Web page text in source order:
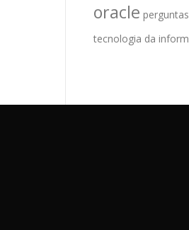
oracle perguntas
tecnologia da